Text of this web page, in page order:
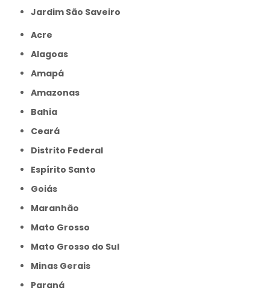
jardim São Saveiro
Acre
Alagoas
Amapá
Amazonas
Bahia
Ceará
Distrito Federal
Espírito Santo
Goiás
Maranhão
Mato Grosso
Mato Grosso do Sul
Minas Gerais
Paraná